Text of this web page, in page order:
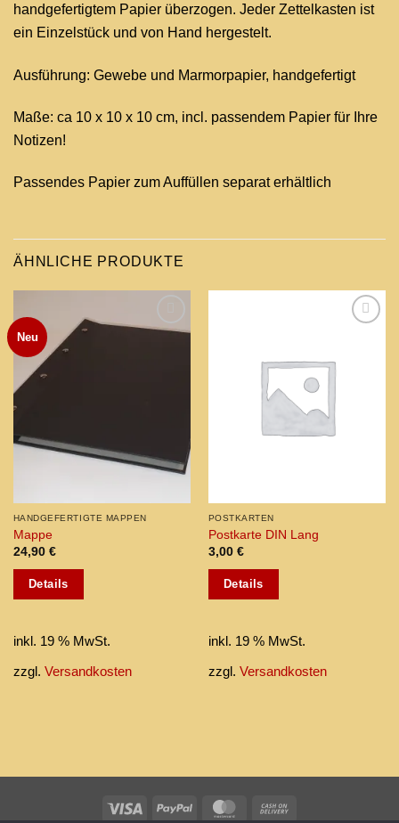
handgefertigtem Papier überzogen. Jeder Zettelkasten ist
ein Einzelstück und von Hand hergestelt.
Ausführung: Gewebe und Marmorpapier, handgefertigt
Maße: ca 10 x 10 x 10 cm, incl. passendem Papier für Ihre
Notizen!
Passendes Papier zum Auffüllen separat erhältlich
ÄHNLICHE PRODUKTE
Neu
HANDGEFERTIGTE MAPPEN
Mappe
24,90 €
Details
inkl. 19 % MwSt.
zzgl. Versandkosten
POSTKARTEN
Postkarte DIN Lang
3,00 €
Details
inkl. 19 % MwSt.
zzgl. Versandkosten
Visa PayPal MasterCard